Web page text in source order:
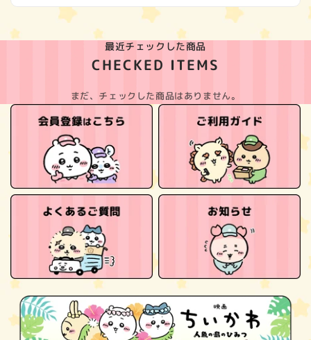
最近チェックした商品
CHECKED ITEMS
まだ、チェックした商品はありません。